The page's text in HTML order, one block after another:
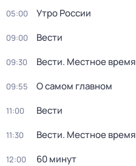
05:00 Утро России
09:00 Вести
09:30 Вести. Местное время
09:55 О самом главном
11:00 Вести
11:30 Вести. Местное время
12:00 60 минут